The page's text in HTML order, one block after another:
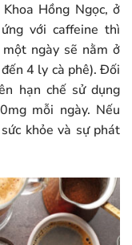
Hồng Ngọc, ở
với caffeine thì
ngày sẽ nằm ở
4 ly cà phê). Đối
hạn chế sử dụng
mỗi ngày. Nếu
khỏe và sự phát